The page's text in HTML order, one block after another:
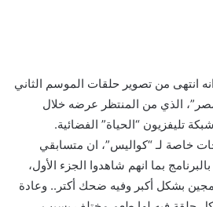
انه انتهى من تصوير حلقات الموسم الثاني
الذي من المنتظر عرضه خلال
تليفزيون “الحياة” الفضائية.
خاصة لـ “كواليس”، ان متسابقي
بما انهم شاهدوا الجزء الأول،
بشكل أكبر وفيه ضحك أكتر.. وعادة